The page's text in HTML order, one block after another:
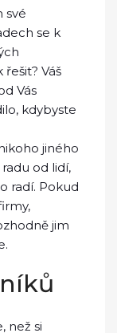
své
se k
Váš
Vás
kdybyste
jiného
od lidí,
radí. Pokud
jim
než si